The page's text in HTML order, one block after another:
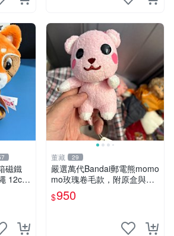
磁鐵
12cm
貓冰
董藏 29
嚴選萬代Bandai郵電熊momo
mo玫瑰卷毛款，附原盒與吊
牌，粉嫩可愛入手即柔軟～
玫瑰卷毛 郵電熊 正品
$950